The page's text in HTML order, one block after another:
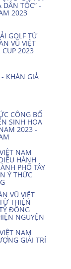
DÂN TỘC” -
2023
GOLF TỪ
VŨ VIỆT
2023
KHÁN GIẢ
CÔNG BỐ
SINH HOA
2023 -
NAM
HÀNH
PHỐ TÂY
Ý THỨC
VŨ VIỆT
THIỆN
ĐỒNG
NGUYỆN
NAM
GIẢI TRÍ